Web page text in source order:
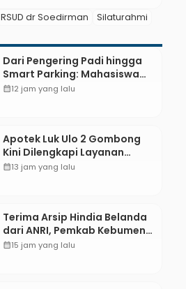
RSUD dr Soedirman Silaturahmi
Dari Pengering Padi hingga
Smart Parking: Mahasiswa
UPB Unjuk Gigi Lewat
calendar_month12 jam yang lalu
Apotek Luk Ulo 2 Gombong
Kini Dilengkapi Layanan
Dokter Spesialis Anak
calendar_month13 jam yang lalu
Terima Arsip Hindia Belanda
dari ANRI, Pemkab Kebumen
Dorong Integrasi Sejarah,
calendar_month15 jam yang lalu